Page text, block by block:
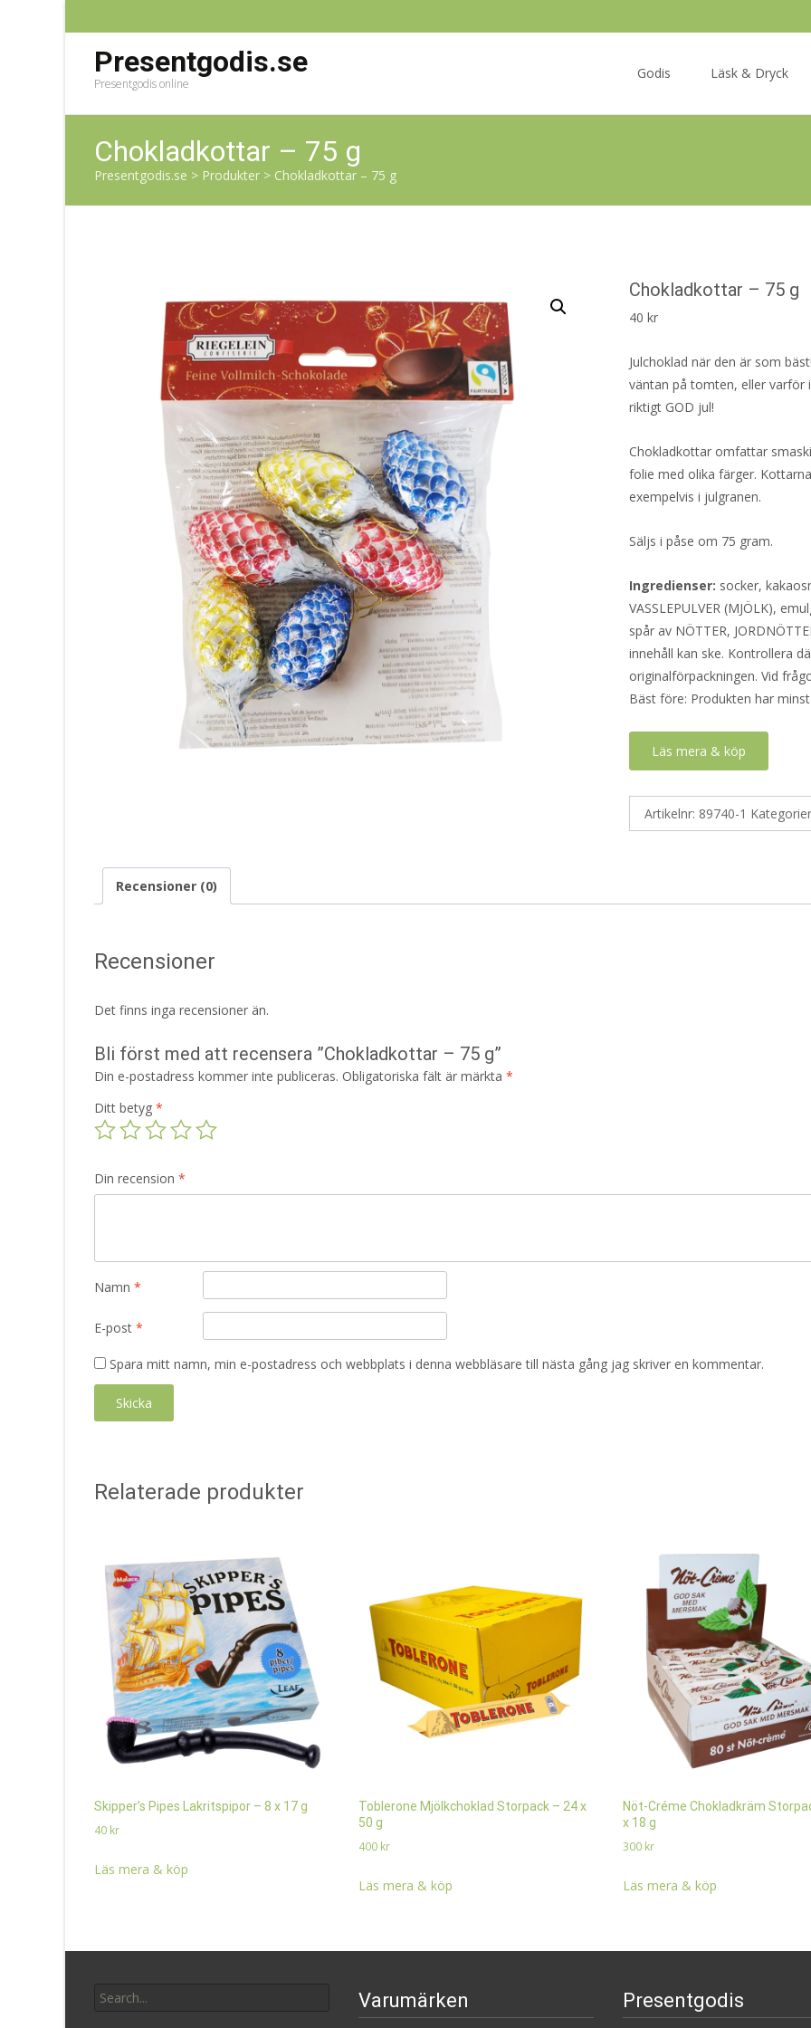
Presentgodis.se
Presentgodis online
Godis Läsk & Dryck
Chokladkottar – 75 g
Presentgodis.se > Produkter > Chokladkottar – 75 g
Chokladkottar – 75 g
40 kr
Julchoklad när den är som
väntan på tomten, eller varför
riktigt GOD jul!
Chokladkottar omfattar
folie med olika färger.
exempelvis i julgranen.
Säljs i påse om 75 gram.
Ingredienser: socker,
VASSLEPULVER (MJÖLK),
spår av NÖTTER,
innehåll kan ske. Kontrollera
originalförpackningen. Vid
Bäst före: Produkten har
Läs mera & köp
Artikelnr: 89740-1
Recensioner (0)
Recensioner
Det finns inga recensioner än.
Bli först med att recensera ”Chokladkottar – 75 g”
Din e-postadress kommer inte publiceras. Obligatoriska fält är märkta *
Ditt betyg *
Din recension *
Namn *
E-post *
Spara mitt namn, min e-postadress och webbplats i denna webbläsare till nästa gång jag skriver en kommentar.
Relaterade produkter
Skipper’s Pipes Lakritspipor – 8 x 17 g
40 kr
Läs mera & köp
Toblerone Mjölkchoklad Storpack – 24 x
50 g
400 kr
Läs mera & köp
Nöt-Créme Chokladkräm
x 18 g
300 kr
Läs mera & köp
for:
Varumärken Presentgodis